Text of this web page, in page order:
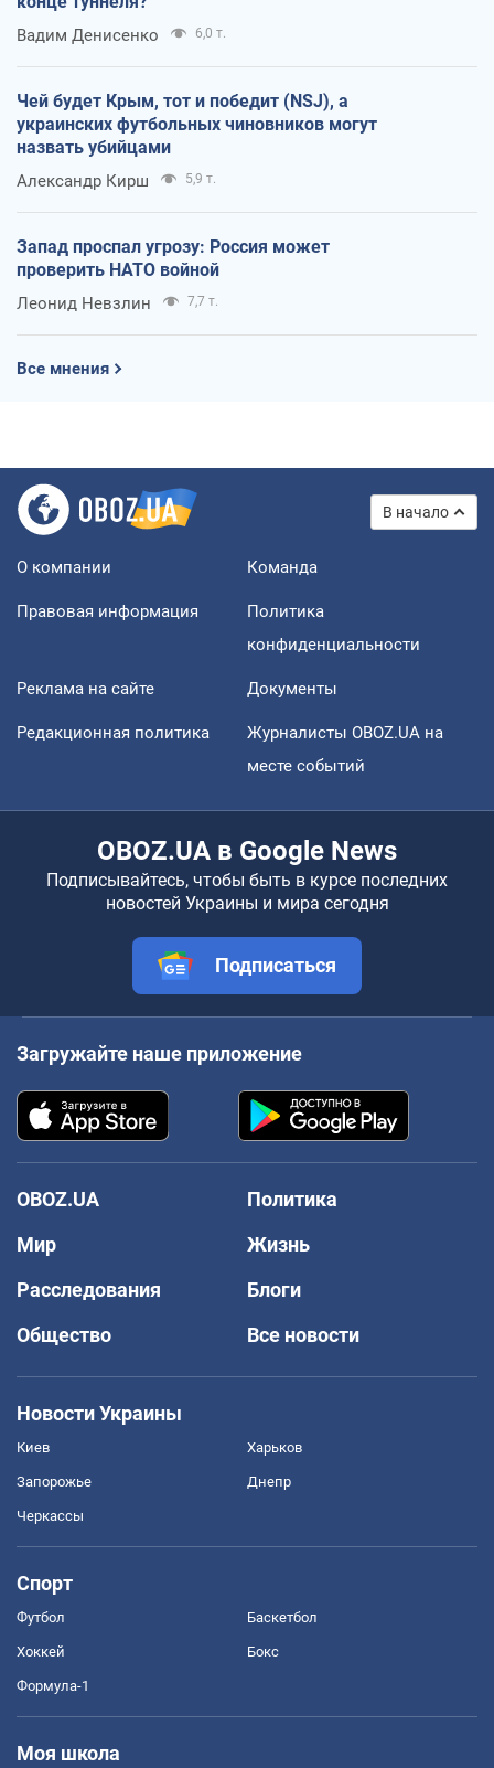
Вадим Денисенко 6,0 т.
Чей будет Крым, тот и победит (NSJ), а
украинских футбольных чиновников могут
назвать убийцами
Александр Кирш 5,9 т.
Запад проспал угрозу: Россия может
проверить НАТО войной
Леонид Невзлин 7,7 т.
Все мнения
В начало
О компании Команда
Правовая информация
Политика
конфиденциальности
Реклама на сайте Документы
Редакционная политика
Журналисты OBOZ.UA на
месте событий
OBOZ.UA в Google News
Подписывайтесь, чтобы быть в курсе последних
новостей Украины и мира сегодня
Подписаться
Загружайте наше приложение
OBOZ.UA
Политика
Мир
Жизнь
Расследования
Блоги
Общество
Все новости
Новости Украины
Киев Харьков
Запорожье Днепр
Черкассы
Спорт
Футбол Баскетбол
Хоккей Бокс
Формула-1
Моя школа